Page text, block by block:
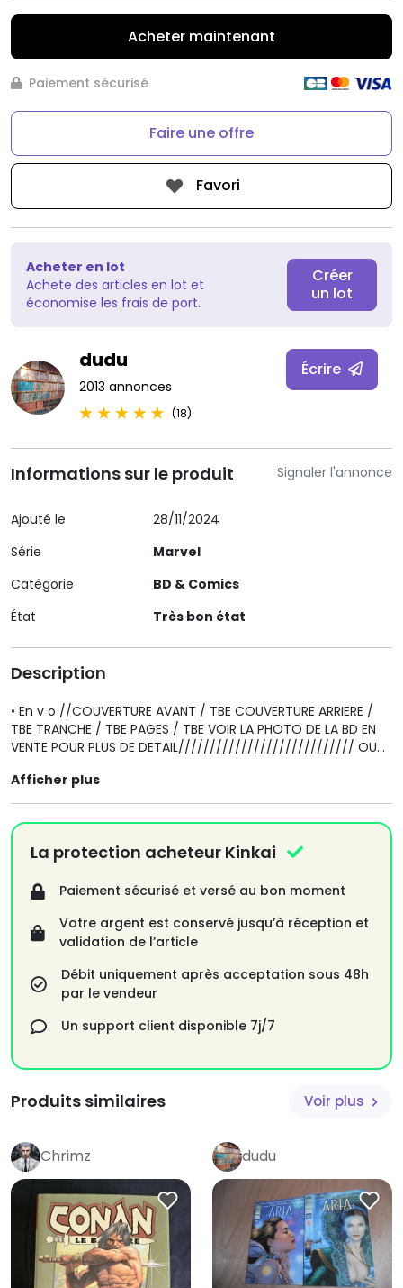
Acheter maintenant
Paiement sécurisé
Faire une offre
Favori
Acheter en lot
Achete des articles en lot et
économise les frais de port.
Créer
un lot
dudu
2013 annonces
(18)
Écrire
Signaler l'annonce
Informations sur le produit
Ajouté le
28/11/2024
Série
Marvel
Catégorie
BD & Comics
État
Très bon état
Description
• En v o //COUVERTURE AVANT / TBE COUVERTURE ARRIERE /
TBE TRANCHE / TBE PAGES / TBE VOIR LA PHOTO DE LA BD EN
VENTE POUR PLUS DE DETAIL//////////////////////////// OU
DE 400 BD A L'UNTEES en v o / u s a
//////////////////////////////// visitez Ma
boutique////////////////// Merci
Afficher plus
La protection acheteur Kinkai
Paiement sécurisé et versé au bon moment
Votre argent est conservé jusqu’à réception et
validation de l’article
Débit uniquement après acceptation sous 48h
par le vendeur
Un support client disponible 7j/7
Produits similaires Voir plus
Chrimz dudu